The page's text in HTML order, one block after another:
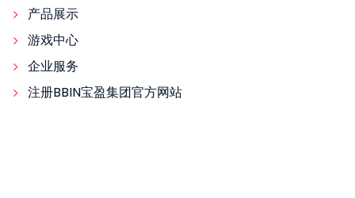
产品展示
游戏中心
企业服务
注册BBIN宝盈集团官方网站